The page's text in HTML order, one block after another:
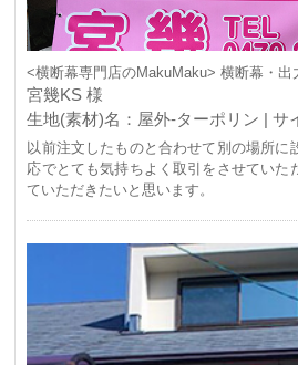
<横断幕専門店のMakuMaku> 横断幕・出
宮幾KS 様
生地(素材)名：屋外-ターポリン | サ
以前注文したものと合わせて別の場所に
応でとても気持ちよく取引をさせていた
ていただきたいと思います。